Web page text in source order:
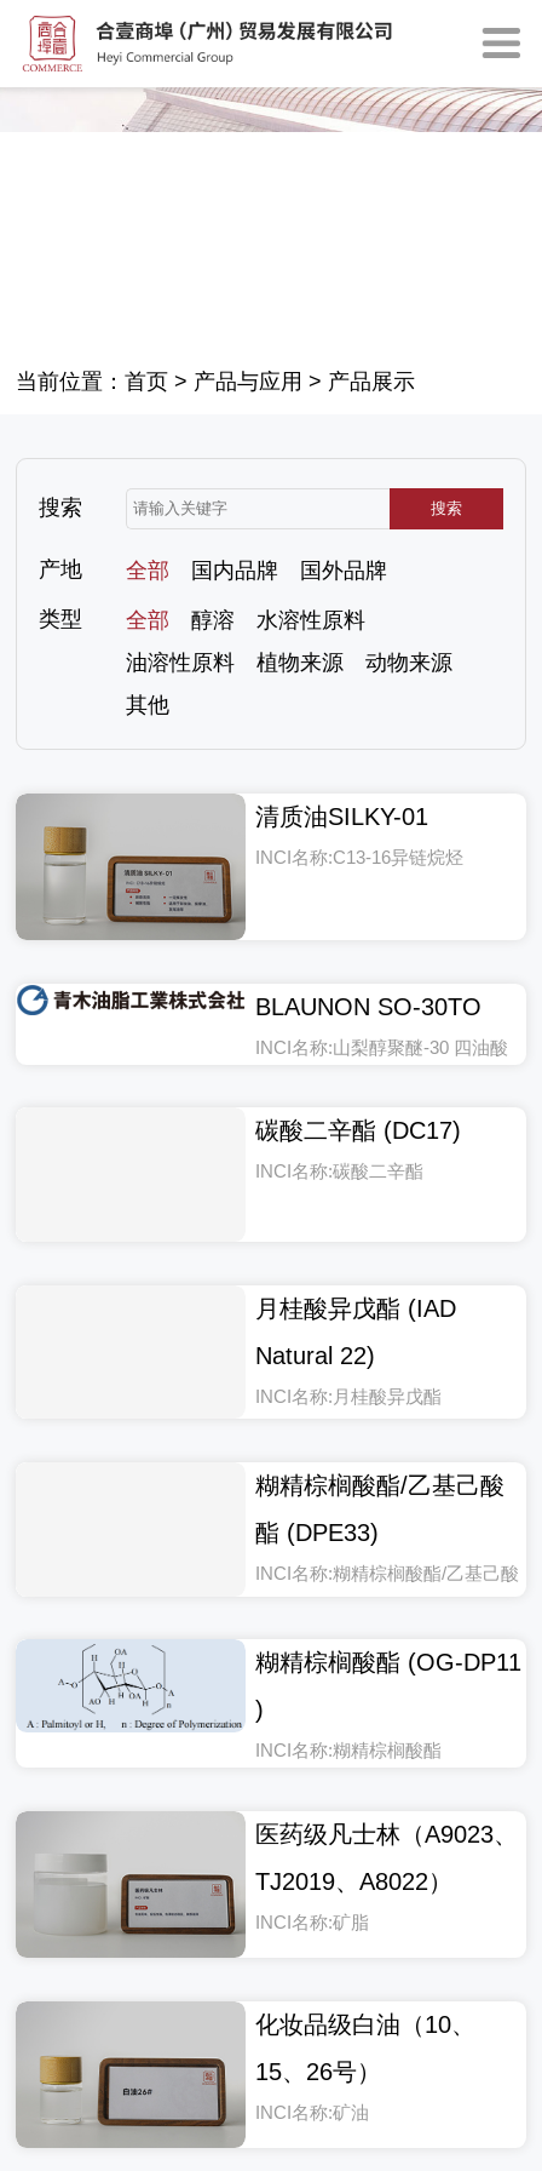
当前位置：首页 > 产品与应用 > 产品展示
搜索
产地 全部 国内品牌
国外品牌
类型
全部 醇溶
水溶性原料
油溶性原料
植物来源
动物来源
其他
清质油SILKY-01
INCI名称:C13-16异链烷烃
BLAUNON SO-30TO
INCI名称:山梨醇聚醚-30 四油酸
碳酸二辛酯 (DC17)
INCI名称:碳酸二辛酯
月桂酸异戊酯 (IAD
Natural 22)
INCI名称:月桂酸异戊酯
糊精棕榈酸酯/乙基己酸
酯 (DPE33)
INCI名称:糊精棕榈酸酯/乙基己酸
糊精棕榈酸酯 (OG-DP11
)
INCI名称:糊精棕榈酸酯
医药级凡士林（A9023、
TJ2019、A8022）
INCI名称:矿脂
化妆品级白油（10、
15、26号）
INCI名称:矿油